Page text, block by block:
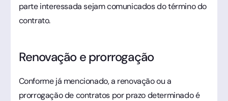
parte interessada sejam comunicados do término do
contrato.
Renovação e prorrogação
Conforme já mencionado, a renovação ou a
prorrogação de contratos por prazo determinado é